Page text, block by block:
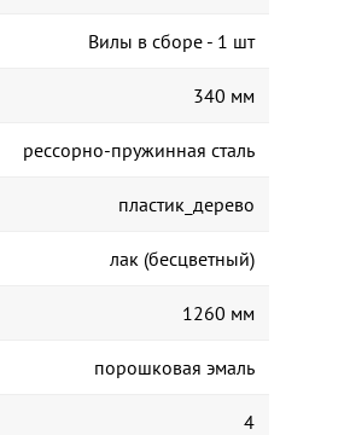
Вилы в сборе - 1 шт
340 мм
рессорно-пружинная сталь
пластик_дерево
лак (бесцветный)
1260 мм
порошковая эмаль
4